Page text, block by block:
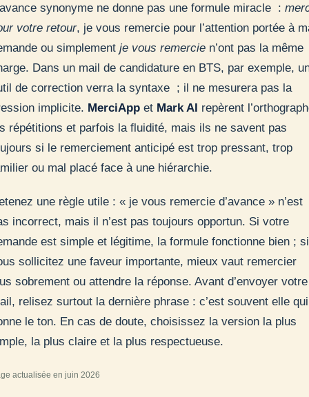
synonyme ne donne pas une formule miracle :
votre retour, je vous remercie pour l’attention portée à
ou simplement je vous remercie n’ont pas la même
Dans un mail de candidature en BTS, par exemple,
de correction verra la syntaxe ; il ne mesurera pas la
implicite. MerciApp et Mark AI repèrent
répétitions et parfois la fluidité, mais ils ne savent pas
si le remerciement anticipé est trop pressant, trop
ou mal placé face à une hiérarchie.
une règle utile : « je vous remercie d’avance » n’est
incorrect, mais il n’est pas toujours opportun. Si votre
est simple et légitime, la formule fonctionne bien ; si
sollicitez une faveur importante, mieux vaut remercier
sobrement ou attendre la réponse. Avant d’envoyer votre
relisez surtout la dernière phrase : c’est souvent elle qui
le ton. En cas de doute, choisissez la version la plus
la plus claire et la plus respectueuse.
actualisée en juin 2026